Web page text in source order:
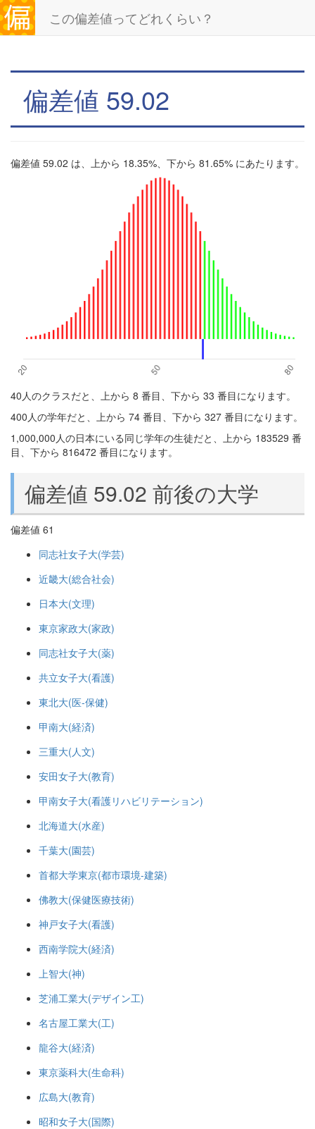
この偏差値ってどれくらい？
偏差値 59.02
偏差値 59.02 は、上から 18.35%、下から 81.65% にあたります。
40人のクラスだと、上から 8 番目、下から 33 番目になります。
400人の学年だと、上から 74 番目、下から 327 番目になります。
1,000,000人の日本にいる同じ学年の生徒だと、上から 183529 番
目、下から 816472 番目になります。
偏差値 59.02 前後の大学
偏差値 61
同志社女子大(学芸)
近畿大(総合社会)
日本大(文理)
東京家政大(家政)
同志社女子大(薬)
共立女子大(看護)
東北大(医-保健)
甲南大(経済)
三重大(人文)
安田女子大(教育)
甲南女子大(看護リハビリテーション)
北海道大(水産)
千葉大(園芸)
首都大学東京(都市環境-建築)
佛教大(保健医療技術)
神戸女子大(看護)
西南学院大(経済)
上智大(神)
芝浦工業大(デザイン工)
名古屋工業大(工)
龍谷大(経済)
東京薬科大(生命科)
広島大(教育)
昭和女子大(国際)